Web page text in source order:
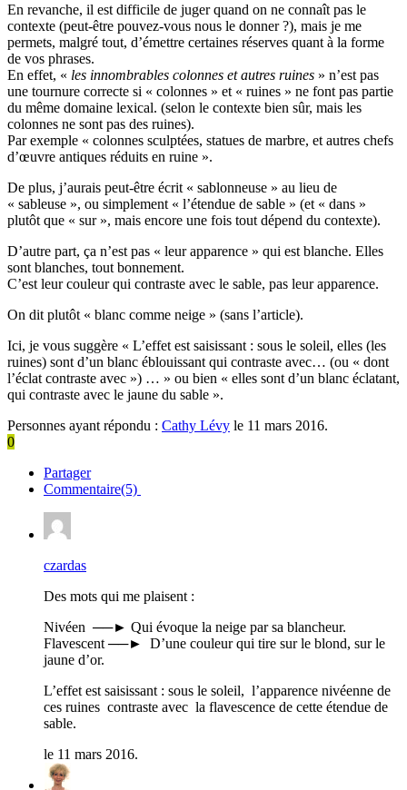
En revanche, il est difficile de juger quand on ne connaît pas le
contexte (peut-être pouvez-vous nous le donner ?), mais je me
permets, malgré tout, d’émettre certaines réserves quant à la forme
de vos phrases.
En effet, « les innombrables colonnes et autres ruines » n’est pas
une tournure correcte si « colonnes » et « ruines » ne font pas partie
du même domaine lexical. (selon le contexte bien sûr, mais les
colonnes ne sont pas des ruines).
Par exemple « colonnes sculptées, statues de marbre, et autres chefs
d’œuvre antiques réduits en ruine ».
De plus, j’aurais peut-être écrit « sablonneuse » au lieu de
« sableuse », ou simplement « l’étendue de sable » (et « dans »
plutôt que « sur », mais encore une fois tout dépend du contexte).
D’autre part, ça n’est pas « leur apparence » qui est blanche. Elles
sont blanches, tout bonnement.
C’est leur couleur qui contraste avec le sable, pas leur apparence.
On dit plutôt « blanc comme neige » (sans l’article).
Ici, je vous suggère « L’effet est saisissant : sous le soleil, elles (les
ruines) sont d’un blanc éblouissant qui contraste avec… (ou « dont
l’éclat contraste avec ») … » ou bien « elles sont d’un blanc éclatant,
qui contraste avec le jaune du sable ».
Personnes ayant répondu : Cathy Lévy le 11 mars 2016.
0
Partager
Commentaire(5)
czardas
Des mots qui me plaisent :
Nivéen ──► Qui évoque la neige par sa blancheur.
Flavescent ──► D’une couleur qui tire sur le blond, sur le
jaune d’or.
L’effet est saisissant : sous le soleil, l’apparence nivéenne de
ces ruines contraste avec la flavescence de cette étendue de
sable.
le 11 mars 2016.